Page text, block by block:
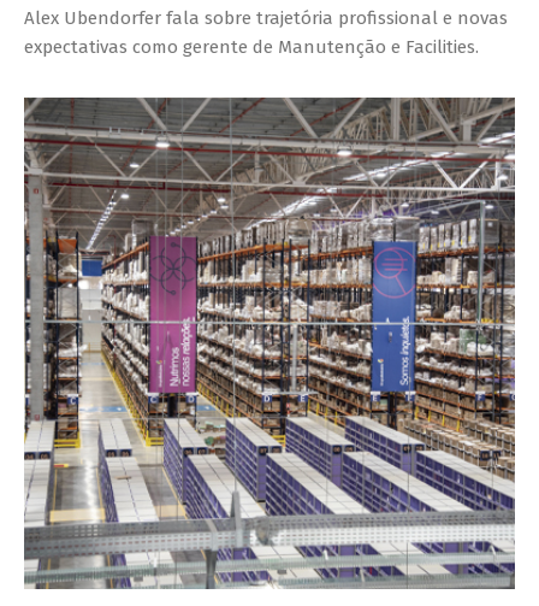
Alex Ubendorfer fala sobre trajetória profissional e novas
expectativas como gerente de Manutenção e Facilities.